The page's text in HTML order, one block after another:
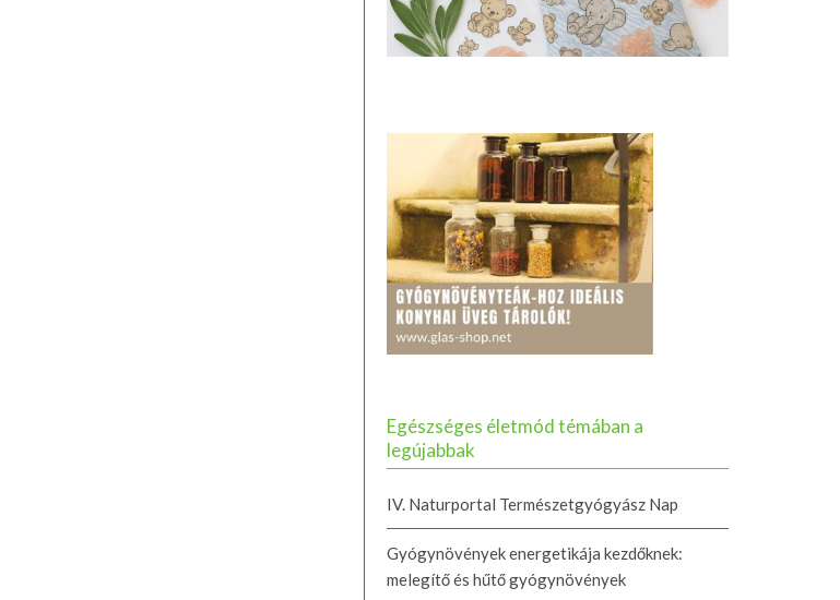
Egészséges életmód témában a
legújabbak
IV. Naturportal Természetgyógyász Nap
Gyógynövények energetikája kezdőknek:
melegítő és hűtő gyógynövények